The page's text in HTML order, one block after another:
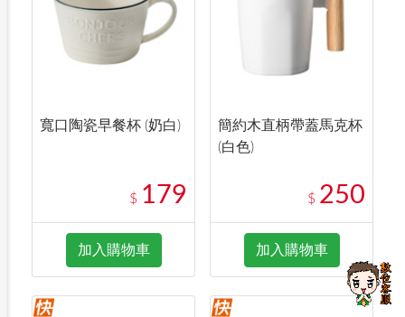
寬口陶瓷早餐杯 (奶白)
$ 179
加入購物車
簡約木直柄帶蓋馬克杯
(白色)
$ 250
加入購物車